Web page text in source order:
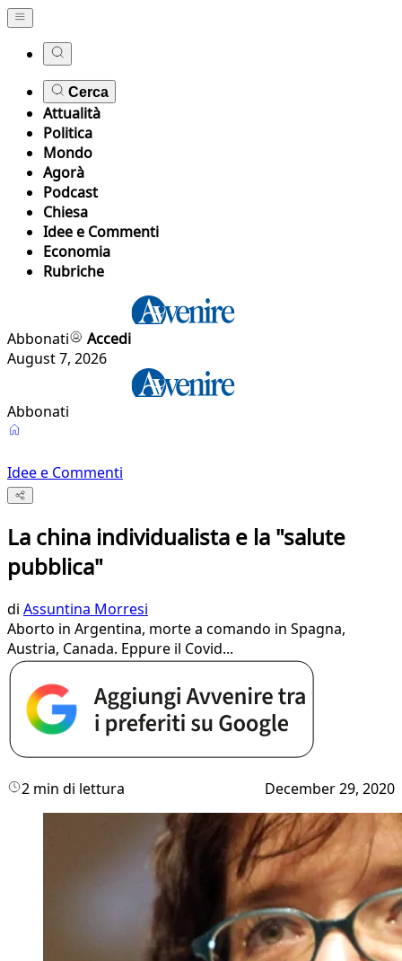
Cerca
Attualità
Politica
Mondo
Agorà
Podcast
Chiesa
Idee e Commenti
Economia
Rubriche
Abbonati
Accedi
August 7, 2026
Abbonati
Idee e Commenti
La china individualista e la "salute
pubblica"
di Assuntina Morresi
Aborto in Argentina, morte a comando in Spagna,
Austria, Canada. Eppure il Covid...
2 min di lettura December 29, 2020